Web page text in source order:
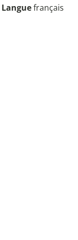
Languefrançais